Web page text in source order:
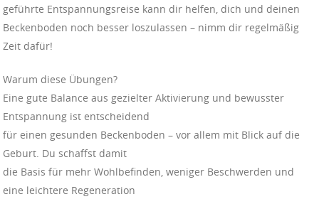
geführte Entspannungsreise kann dir helfen, dich und deinen
Beckenboden noch besser loszulassen – nimm dir regelmäßig
Zeit dafür!
Warum diese Übungen?
Eine gute Balance aus gezielter Aktivierung und bewusster
Entspannung ist entscheidend
für einen gesunden Beckenboden – vor allem mit Blick auf die
Geburt. Du schaffst damit
die Basis für mehr Wohlbefinden, weniger Beschwerden und
eine leichtere Regeneration